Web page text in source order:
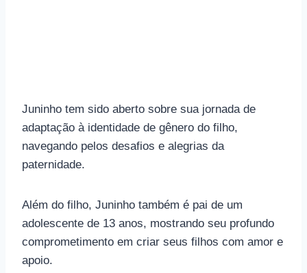
Juninho tem sido aberto sobre sua jornada de
adaptação à identidade de gênero do filho,
navegando pelos desafios e alegrias da
paternidade.
Além do filho, Juninho também é pai de um
adolescente de 13 anos, mostrando seu profundo
comprometimento em criar seus filhos com amor e
apoio.